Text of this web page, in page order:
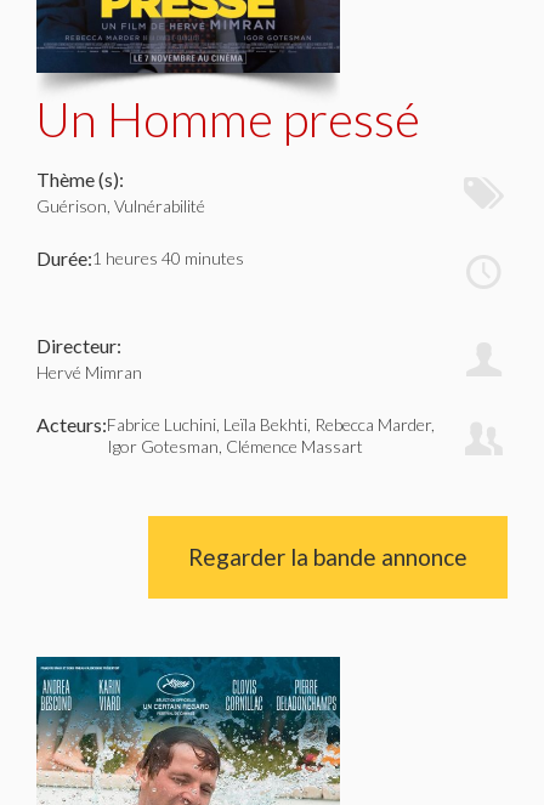
Un Homme pressé
Thème (s):
Guérison, Vulnérabilité
Durée:1 heures 40 minutes
Directeur:
Hervé Mimran
Acteurs:Fabrice Luchini, Leïla Bekhti, Rebecca Marder,
Igor Gotesman, Clémence Massart
Regarder la bande annonce